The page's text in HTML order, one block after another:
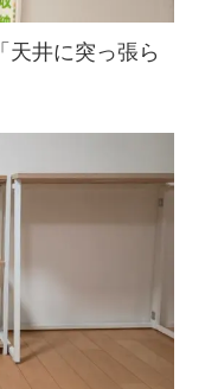
天井に突っ張ら